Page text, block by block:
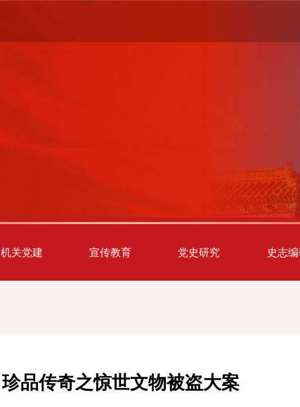
机关党建 宣传教育 党史研究 史志
珍品传奇之惊世文物被盗大案